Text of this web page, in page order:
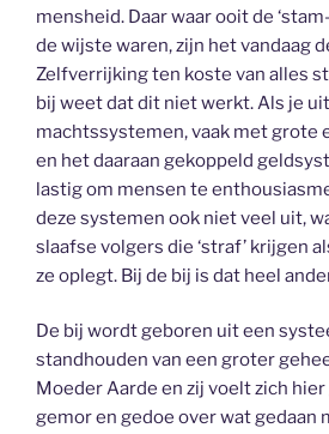
mensheid. Daar waar ooit de
de wijste waren, zijn het vandaag
Zelfverrijking ten koste van alles
bij weet dat dit niet werkt. Als je
machtssystemen, vaak met grote
en het daaraan gekoppeld
lastig om mensen te
deze systemen ook niet veel uit,
slaafse volgers die ‘straf’ krijgen
ze oplegt. Bij de bij is dat heel
De bij wordt geboren uit een
standhouden van een groter
Moeder Aarde en zij voelt zich hier
gemor en gedoe over wat gedaan